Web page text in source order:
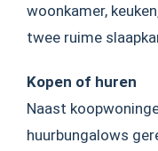
woonkamer,
twee ruime
Kopen of huren
Naast
huurbungalows